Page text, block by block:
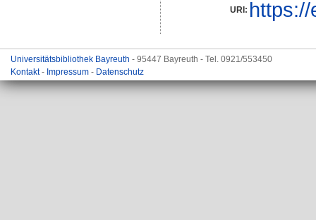
URI:
Universitätsbibliothek Bayreuth - 95447 Bayreuth - Tel. 0921/553450
Kontakt- Impressum - Datenschutz